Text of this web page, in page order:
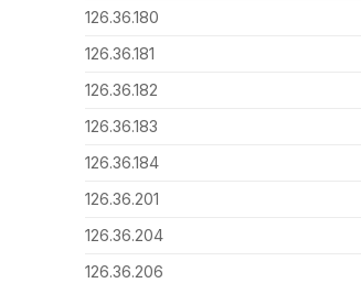
126.36.180
126.36.181
126.36.182
126.36.183
126.36.184
126.36.201
126.36.204
126.36.206